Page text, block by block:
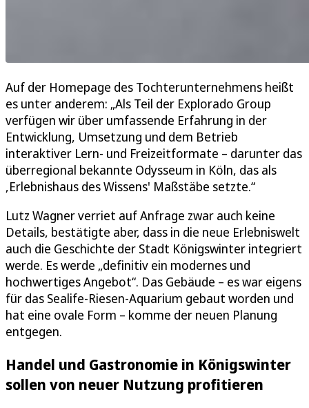
Auf der Homepage des Tochterunternehmens heißt
es unter anderem: „Als Teil der Explorado Group
verfügen wir über umfassende Erfahrung in der
Entwicklung, Umsetzung und dem Betrieb
interaktiver Lern- und Freizeitformate – darunter das
überregional bekannte Odysseum in Köln, das als
,Erlebnishaus des Wissens' Maßstäbe setzte.“
Lutz Wagner verriet auf Anfrage zwar auch keine
Details, bestätigte aber, dass in die neue Erlebniswelt
auch die Geschichte der Stadt Königswinter integriert
werde. Es werde „definitiv ein modernes und
hochwertiges Angebot“. Das Gebäude – es war eigens
für das Sealife-Riesen-Aquarium gebaut worden und
hat eine ovale Form – komme der neuen Planung
entgegen.
Handel und Gastronomie in Königswinter
sollen von neuer Nutzung profitieren